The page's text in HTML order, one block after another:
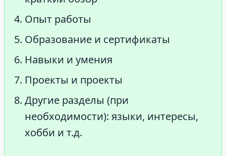
Опыт работы
Образование и сертификаты
Навыки и умения
Проекты и проекты
Другие разделы (при
необходимости): языки, интересы,
хобби и т.д.